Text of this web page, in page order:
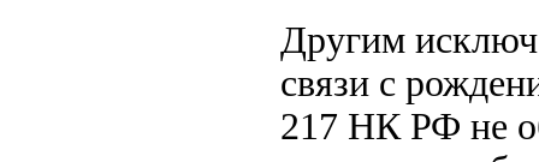
Другим
связи с
217 НК РФ не